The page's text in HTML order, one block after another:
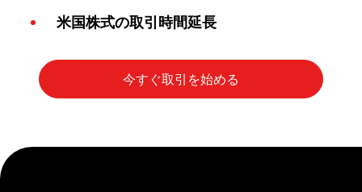
米国株式の取引時間延長